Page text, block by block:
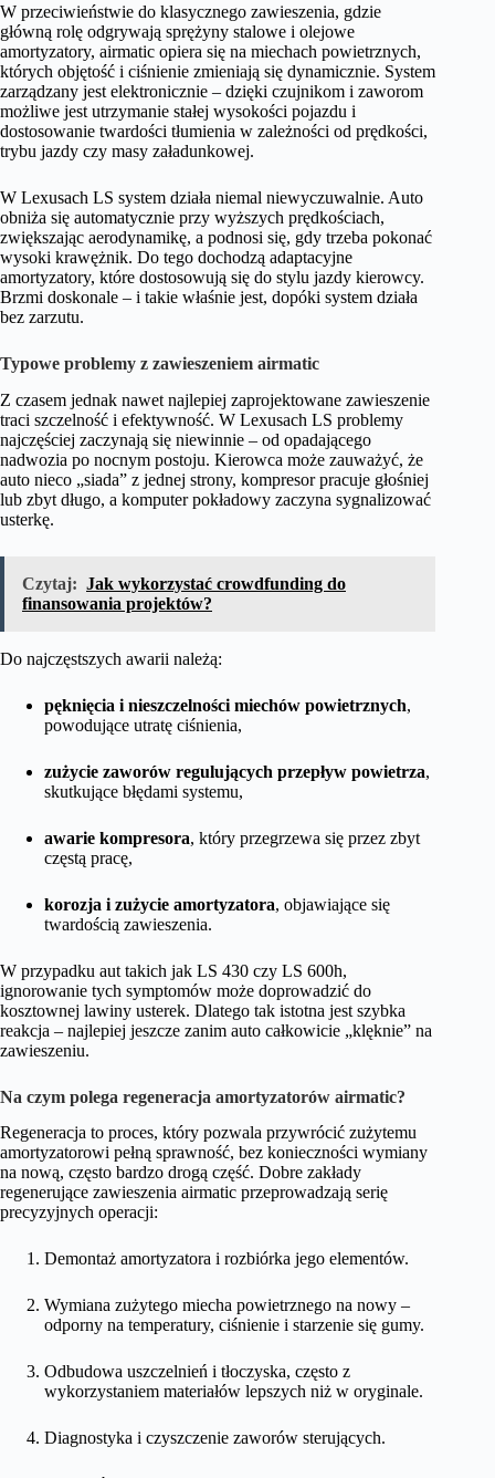
W przeciwieństwie do klasycznego zawieszenia, gdzie
główną rolę odgrywają sprężyny stalowe i olejowe
amortyzatory, airmatic opiera się na miechach powietrznych,
których objętość i ciśnienie zmieniają się dynamicznie. System
zarządzany jest elektronicznie – dzięki czujnikom i zaworom
możliwe jest utrzymanie stałej wysokości pojazdu i
dostosowanie twardości tłumienia w zależności od prędkości,
trybu jazdy czy masy załadunkowej.
W Lexusach LS system działa niemal niewyczuwalnie. Auto
obniża się automatycznie przy wyższych prędkościach,
zwiększając aerodynamikę, a podnosi się, gdy trzeba pokonać
wysoki krawężnik. Do tego dochodzą adaptacyjne
amortyzatory, które dostosowują się do stylu jazdy kierowcy.
Brzmi doskonale – i takie właśnie jest, dopóki system działa
bez zarzutu.
Typowe problemy z zawieszeniem airmatic
Z czasem jednak nawet najlepiej zaprojektowane zawieszenie
traci szczelność i efektywność. W Lexusach LS problemy
najczęściej zaczynają się niewinnie – od opadającego
nadwozia po nocnym postoju. Kierowca może zauważyć, że
auto nieco „siada” z jednej strony, kompresor pracuje głośniej
lub zbyt długo, a komputer pokładowy zaczyna sygnalizować
usterkę.
Czytaj: Jak wykorzystać crowdfunding do
finansowania projektów?
Do najczęstszych awarii należą:
pęknięcia i nieszczelności miechów powietrznych,
powodujące utratę ciśnienia,
zużycie zaworów regulujących przepływ powietrza,
skutkujące błędami systemu,
awarie kompresora, który przegrzewa się przez zbyt
częstą pracę,
korozja i zużycie amortyzatora, objawiające się
twardością zawieszenia.
W przypadku aut takich jak LS 430 czy LS 600h,
ignorowanie tych symptomów może doprowadzić do
kosztownej lawiny usterek. Dlatego tak istotna jest szybka
reakcja – najlepiej jeszcze zanim auto całkowicie „klęknie” na
zawieszeniu.
Na czym polega regeneracja amortyzatorów airmatic?
Regeneracja to proces, który pozwala przywrócić zużytemu
amortyzatorowi pełną sprawność, bez konieczności wymiany
na nową, często bardzo drogą część. Dobre zakłady
regenerujące zawieszenia airmatic przeprowadzają serię
precyzyjnych operacji:
Demontaż amortyzatora i rozbiórka jego elementów.
Wymiana zużytego miecha powietrznego na nowy –
odporny na temperatury, ciśnienie i starzenie się gumy.
Odbudowa uszczelnień i tłoczyska, często z
wykorzystaniem materiałów lepszych niż w oryginale.
Diagnostyka i czyszczenie zaworów sterujących.